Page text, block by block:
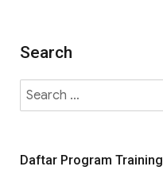
Search
Daftar Program Training